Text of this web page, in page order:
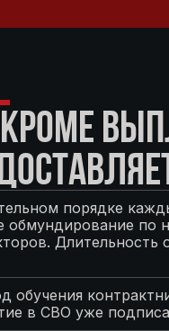
порядке
обмундирование по
Длительность
обучения
в СВО уже